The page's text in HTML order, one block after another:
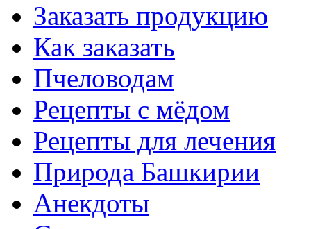
Заказать продукцию
Как заказать
Пчеловодам
Рецепты с мёдом
Рецепты для лечения
Природа Башкирии
Анекдоты